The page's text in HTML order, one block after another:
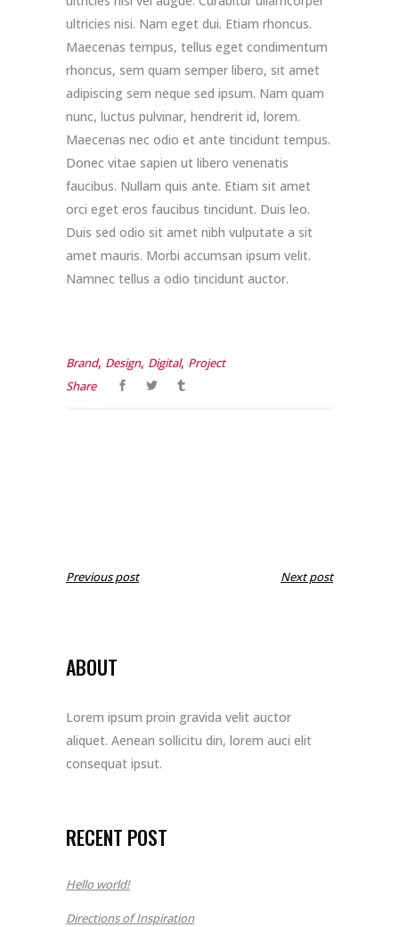
ultricies nisi. Nam eget dui. Etiam rhoncus.
Maecenas tempus, tellus eget condimentum
rhoncus, sem quam semper libero, sit amet
adipiscing sem neque sed ipsum. Nam quam
nunc, luctus pulvinar, hendrerit id, lorem.
Maecenas nec odio et ante tincidunt tempus.
Donec vitae sapien ut libero venenatis
faucibus. Nullam quis ante. Etiam sit amet
orci eget eros faucibus tincidunt. Duis leo.
Duis sed odio sit amet nibh vulputate a sit
amet mauris. Morbi accumsan ipsum velit.
Namnec tellus a odio tincidunt auctor.
Brand, Design, Digital, Project
Share
Previous post Next post
ABOUT
Lorem ipsum proin gravida velit auctor
aliquet. Aenean sollicitu din, lorem auci elit
consequat ipsut.
RECENT POST
Hello world!
Directions of Inspiration